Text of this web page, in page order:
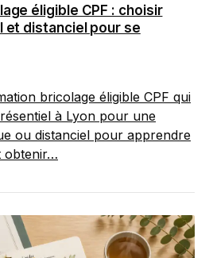
éligible CPF : choisir
et distanciel pour se
bricolage éligible CPF qui
à Lyon pour une
ou distanciel pour apprendre
obtenir…